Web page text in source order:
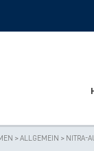
>ALLGEMEIN > NITRA-